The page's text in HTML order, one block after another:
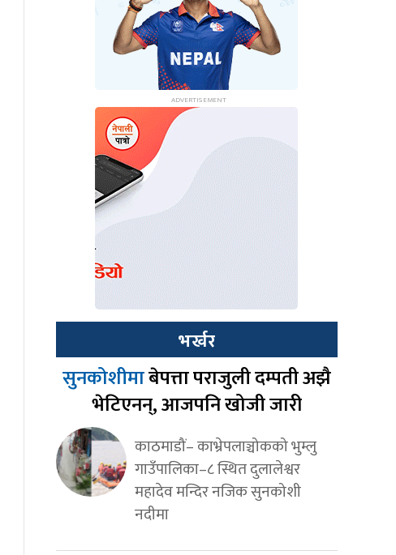
भर्खर
सुनकोशीमाबेपत्ता पराजुली दम्पती अझै
भेटिएनन्, आजपनि खोजी जारी
काठमाडौं– काभ्रेपलाञ्चोकको भुम्लु
गाउँपालिका–८ स्थित दुलालेश्वर
महादेव मन्दिर नजिक सुनकोशी
नदीमा